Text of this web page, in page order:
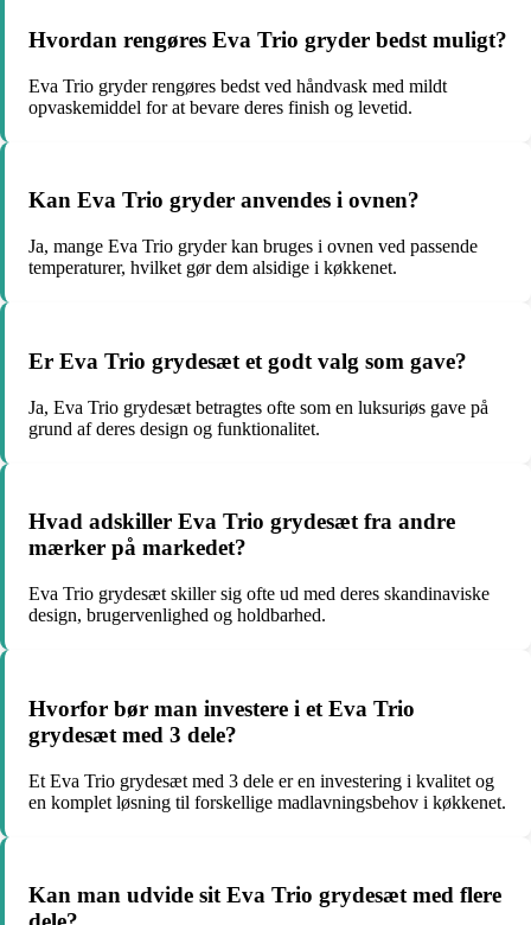
Hvordan rengøres Eva Trio gryder bedst muligt?
Eva Trio gryder rengøres bedst ved håndvask med mildt
opvaskemiddel for at bevare deres finish og levetid.
Kan Eva Trio gryder anvendes i ovnen?
Ja, mange Eva Trio gryder kan bruges i ovnen ved passende
temperaturer, hvilket gør dem alsidige i køkkenet.
Er Eva Trio grydesæt et godt valg som gave?
Ja, Eva Trio grydesæt betragtes ofte som en luksuriøs gave på
grund af deres design og funktionalitet.
Hvad adskiller Eva Trio grydesæt fra andre
mærker på markedet?
Eva Trio grydesæt skiller sig ofte ud med deres skandinaviske
design, brugervenlighed og holdbarhed.
Hvorfor bør man investere i et Eva Trio
grydesæt med 3 dele?
Et Eva Trio grydesæt med 3 dele er en investering i kvalitet og
en komplet løsning til forskellige madlavningsbehov i køkkenet.
Kan man udvide sit Eva Trio grydesæt med flere